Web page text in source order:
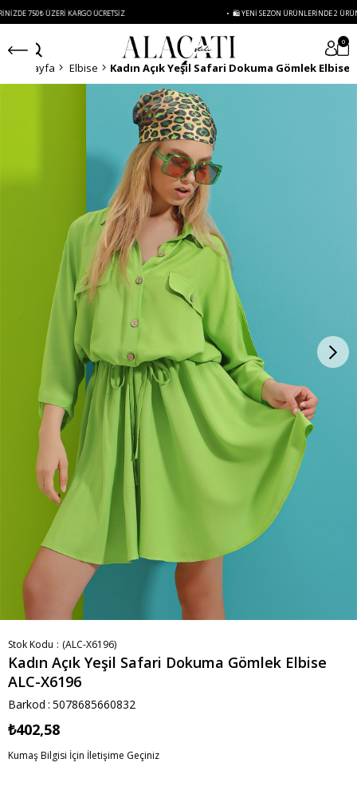
KARGO ÜCRETSIZ • 🛍️ YENI SEZON ÜRÜNLERINDE 2 ÜRÜN VE ÜZERI
0
Anasayfa Elbise
Stok Kodu (ALC-X6196)
Kadın Açık Yeşil Safari Dokuma Gömlek Elbise
ALC-X6196
Barkod : 5078685660832
₺402,58
Kumaş Bilgisi İçin İletişime Geçiniz